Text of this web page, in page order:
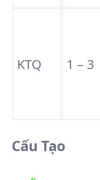
KTQ 1 – 3
Cấu Tạo